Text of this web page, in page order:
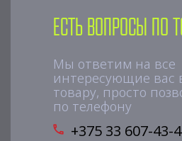
Есть вопросы по
Мы ответим на все
интересующие вас
товару, просто
по телефону
+375 33 607-43-